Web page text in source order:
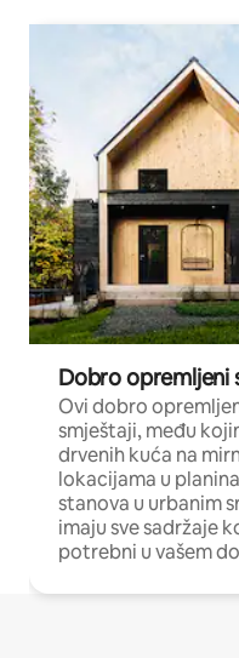
Dobro opremljeni
Ovi dobro
smještaji, među
drvenih kuća na
lokacijama u
stanova u urbanim
imaju sve sadržaje
potrebni u vašem